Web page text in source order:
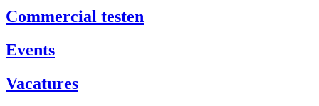
Commercial testen
Events
Vacatures